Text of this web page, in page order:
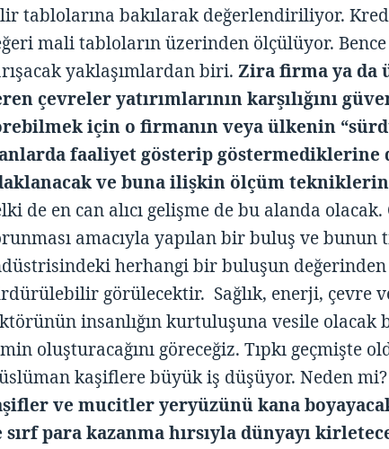
tablolarına bakılarak değerlendiriliyor.
mali tabloların üzerinden ölçülüyor.
yaklaşımlardan biri.Zira firma ya da
çevreler yatırımlarının karşılığını
için o firmanın veya ülkenin
faaliyet gösterip göstermediklerine
ve buna ilişkin ölçüm
de en can alıcı gelişme de bu alanda
amacıyla yapılan bir buluş ve bunun
herhangi bir buluşun
görülecektir. Sağlık, enerji, çevre
insanlığın kurtuluşuna vesile olacak
oluşturacağını göreceğiz. Tıpkı geçmişte
kaşiflere büyük iş düşüyor. Neden mi?
ve mucitler yeryüzünü kana
sırf para kazanma hırsıyla dünyayı